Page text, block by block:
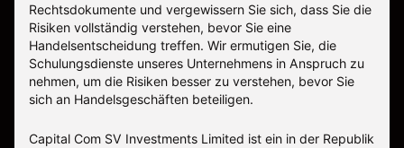
Rechtsdokumente und vergewissern Sie sich, dass Sie die
Risiken vollständig verstehen, bevor Sie eine
Handelsentscheidung treffen. Wir ermutigen Sie, die
Schulungsdienste unseres Unternehmens in Anspruch zu
nehmen, um die Risiken besser zu verstehen, bevor Sie
sich an Handelsgeschäften beteiligen.
Capital Com SV Investments Limited ist ein in der Republik